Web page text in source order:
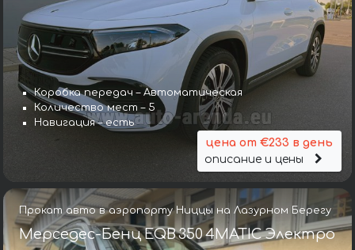
Коробка передач – Автоматическая
Количество мест – 5
Навигация – есть
цена от €233 в день
описание и цены
Прокат авто в аэропорту Ниццы на Лазурном Берегу
Мерседес-Бенц EQB 350 4MATIC Электро